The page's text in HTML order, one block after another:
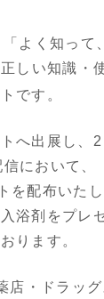
よく知って
しい知識・
です。
へ出展し、
において
を配布いた
浴剤をプレ
ります。
・ドラッ